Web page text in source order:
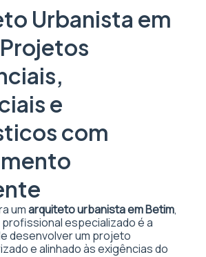
Urbanista em
e
com
umarquiteto urbanista em Betim,
especializado é a
desenvolver um projeto
e alinhado às exigências do